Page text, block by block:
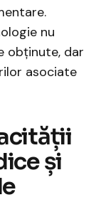
nu
obținute, dar
asociate
și